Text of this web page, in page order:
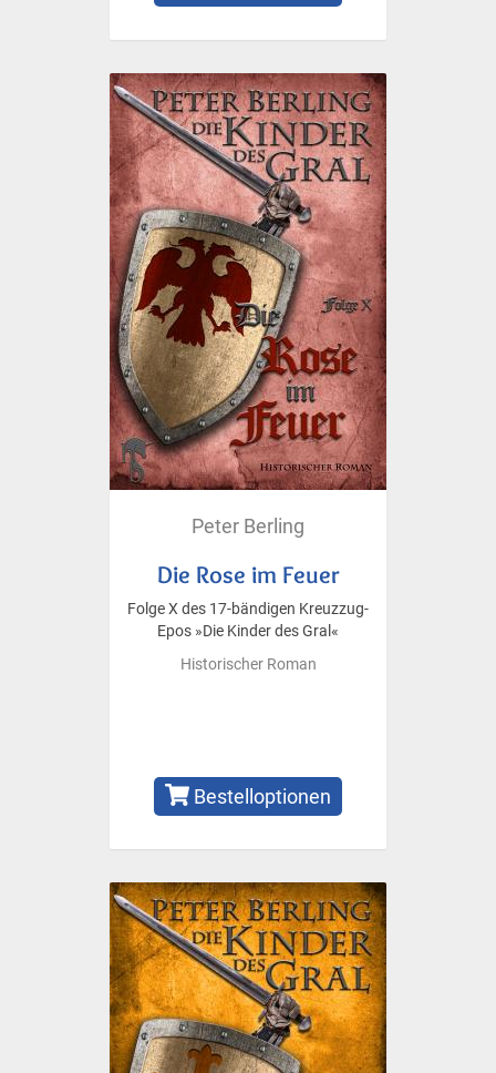
Peter Berling
Die Rose im Feuer
Folge X des 17-bändigen Kreuzzug-
Epos »Die Kinder des Gral«
Historischer Roman
Bestelloptionen